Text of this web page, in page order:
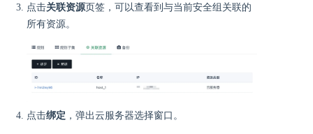
点击关联资源页签，可以查看到与当前安全组关联的
所有资源。
点击绑定 ，弹出云服务器选择窗口。